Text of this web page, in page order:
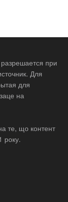
при
Для
для
на
те, що контент
року.